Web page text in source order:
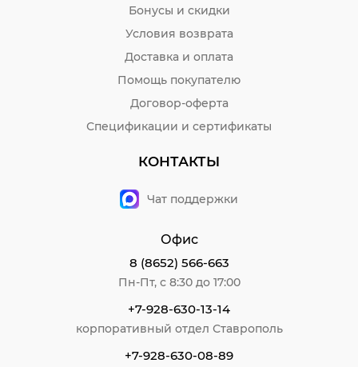
Бонусы и скидки
Условия возврата
Доставка и оплата
Помощь покупателю
Договор-оферта
Спецификации и сертификаты
КОНТАКТЫ
Чат поддержки
Офис
8 (8652) 566-663
Пн-Пт, с 8:30 до 17:00
+7-928-630-13-14
корпоративный отдел Ставрополь
+7-928-630-08-89